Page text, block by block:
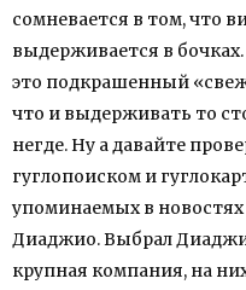
сомневается в том, что
выдерживается в
это подкрашенный
что и выдерживать то
негде. Ну а давайте
гуглопоиском и
упоминаемых в
Диаджио. Выбрал
крупная компания, на